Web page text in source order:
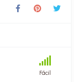
Fácil